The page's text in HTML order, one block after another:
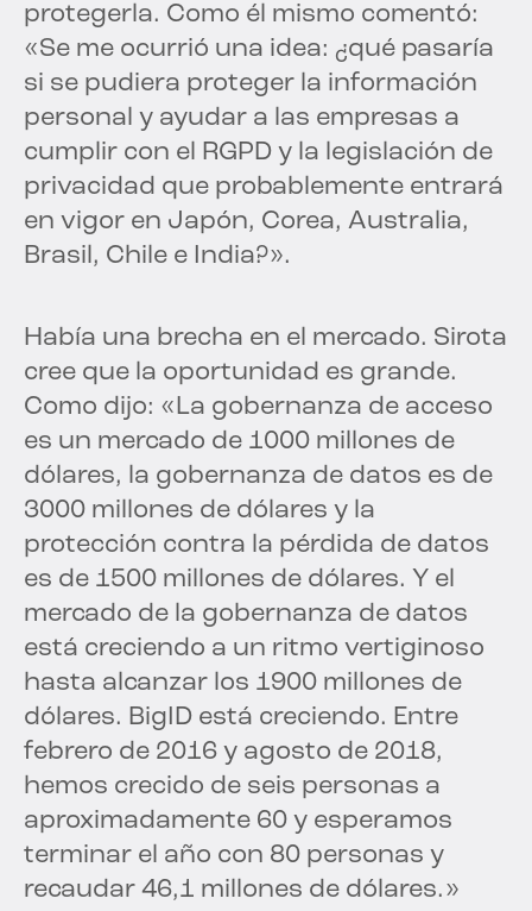
protegerla. Como él mismo comentó:
«Se me ocurrió una idea: ¿qué pasaría
si se pudiera proteger la información
personal y ayudar a las empresas a
cumplir con el RGPD y la legislación de
privacidad que probablemente entrará
en vigor en Japón, Corea, Australia,
Brasil, Chile e India?».
Había una brecha en el mercado. Sirota
cree que la oportunidad es grande.
Como dijo: «La gobernanza de acceso
es un mercado de 1000 millones de
dólares, la gobernanza de datos es de
3000 millones de dólares y la
protección contra la pérdida de datos
es de 1500 millones de dólares. Y el
mercado de la gobernanza de datos
está creciendo a un ritmo vertiginoso
hasta alcanzar los 1900 millones de
dólares. BigID está creciendo. Entre
febrero de 2016 y agosto de 2018,
hemos crecido de seis personas a
aproximadamente 60 y esperamos
terminar el año con 80 personas y
recaudar 46,1 millones de dólares.»